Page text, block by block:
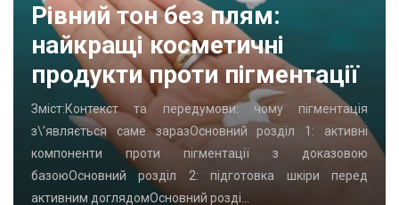
Рівний тон без плям:
найкращі косметичні
продукти проти пігментації
Зміст:Контекст та передумови: чому пігментація
з\’являється саме заразОсновний розділ 1: активні
компоненти проти пігментації з доказовою
базоюОсновний розділ 2: підготовка шкіри перед
активним доглядомОсновний розді…